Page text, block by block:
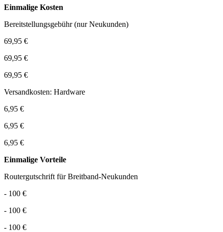
Einmalige Kosten
Bereitstellungsgebühr (nur Neukunden)
69,95 €
69,95 €
69,95 €
Versandkosten: Hardware
6,95 €
6,95 €
6,95 €
Einmalige Vorteile
Routergutschrift für Breitband-Neukunden
- 100 €
- 100 €
- 100 €